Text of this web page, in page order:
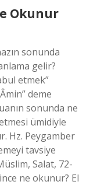
Okunur
sonunda
gelir?
etmek”
deme
sonunda ne
ümidiyle
Hz. Peygamber
tavsiye
Salat, 72-
ne okunur? El